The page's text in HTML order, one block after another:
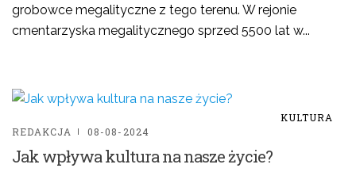
grobowce megalityczne z tego terenu. W rejonie
cmentarzyska megalitycznego sprzed 5500 lat w...
KULTURA
REDAKCJA
08-08-2024
Jak wpływa kultura na nasze życie?